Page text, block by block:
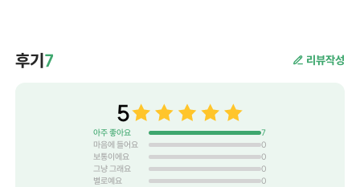
후기7 리뷰작성
5
아주 좋아요
7
마음에 들어요
0
보통이에요
0
그냥 그래요
0
별로예요
0